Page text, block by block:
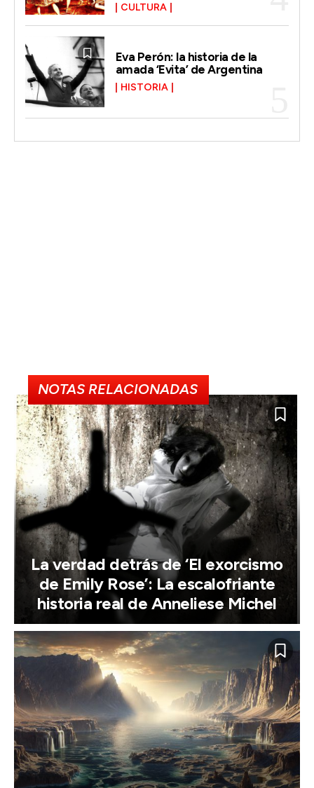
CULTURA
Eva Perón: la historia de la
amada ‘Evita’ de Argentina
HISTORIA
NOTAS RELACIONADAS
La verdad detrás de ‘El exorcismo
de Emily Rose’: La escalofriante
historia real de Anneliese Michel